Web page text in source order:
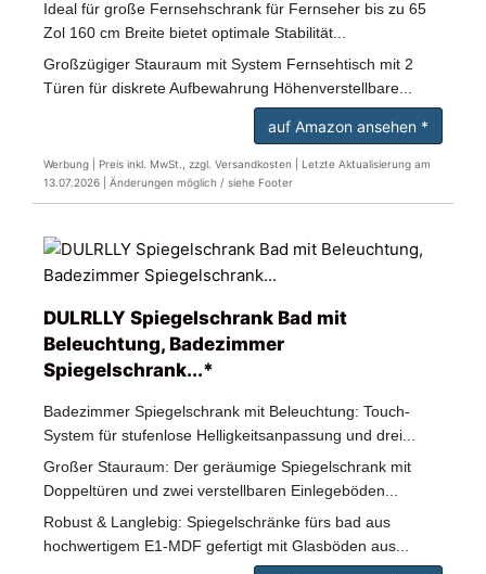
Ideal für große Fernsehschrank für Fernseher bis zu 65
Zol 160 cm Breite bietet optimale Stabilität...
Großzügiger Stauraum mit System Fernsehtisch mit 2
Türen für diskrete Aufbewahrung Höhenverstellbare...
auf Amazon ansehen *
Werbung | Preis inkl. MwSt., zzgl. Versandkosten | Letzte Aktualisierung am
13.07.2026 | Änderungen möglich / siehe Footer
DULRLLY Spiegelschrank Bad mit
Beleuchtung, Badezimmer
Spiegelschrank...*
Badezimmer Spiegelschrank mit Beleuchtung: Touch-
System für stufenlose Helligkeitsanpassung und drei...
Großer Stauraum: Der geräumige Spiegelschrank mit
Doppeltüren und zwei verstellbaren Einlegeböden...
Robust & Langlebig: Spiegelschränke fürs bad aus
hochwertigem E1-MDF gefertigt mit Glasböden aus...